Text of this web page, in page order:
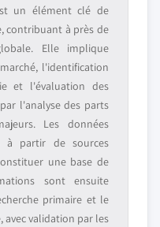
un élément clé de
contribuant à près de
Elle implique
l'identification
et l'évaluation des
l'analyse des parts
Les données
à partir de sources
une base de
sont ensuite
primaire et le
validation par les